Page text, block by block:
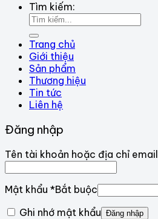
Tìm kiếm:
Trang chủ
Giới thiệu
Sản phẩm
Thương hiệu
Tin tức
Liên hệ
Đăng nhập
Tên tài khoản hoặc địa chỉ email
Mật khẩu *Bắt buộc
Ghi nhớ mật khẩu Đăng nhập